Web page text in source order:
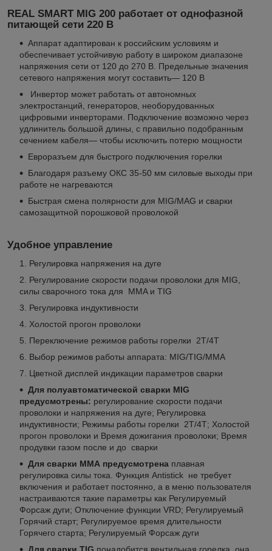
REAL SMART MIG 200 работает от однофазной
питающей сети 220 В
Аппарат адаптирован к российским условиям и
обеспечивает устойчивую работу в широком диапазоне
напряжения сети от 120 до 270 В. Предельные значения
сетевого напряжения могут составить— 120 В
Инвертор может работать от автономных
электростанций, генераторов, необорудованных
цифровыми инверторами. Подключение возможно через
удлинитель большой длины, с правильно подобранным
сечением кабеля— чтобы исключить потерю мощности
Евроразъем для быстрого подключения горелки
Благодаря разъему ОКС 35-50 мм силовые выходы при
работе не нагреваются
Быстрая смена полярности для MIG/MAG и сварки
самозащитной порошковой проволокой
Удобное управление
Регулировка напряжения на дуге
Регулирование скорости подачи проволоки для MIG,
силы сварочного тока для MMA и TIG
Регулировка индуктивности
Холостой прогон проволоки
Переключение режимов работы горелки 2Т/4Т
Выбор режимов работы аппарата: MIG/TIG/ММА
Цветной дисплей индикации параметров сварки
Для полуавтоматической сварки MIG
предусмотрены: регулирование скорости подачи
проволоки и напряжения на дуге; Регулировка
индуктивности; Режимы работы горелки 2Т/4Т; Холостой
прогон проволоки и Время дожигания проволоки; Время
продувки газом после и до сварки
Для сварки ММА предусмотрена плавная
регулировка силы тока. Функция Antistick не требует
включения и работает постоянно, а в меню пользователя
настраиваются такие параметры как Регулируемый
Форсаж дуги; Отключение функции VRD; Регулируемый
Горячий старт; Регулируемое время длительности
Горячего старта; Регулируемый Форсаж дуги
Для сварки TIG понадобится вентильная горелка, она